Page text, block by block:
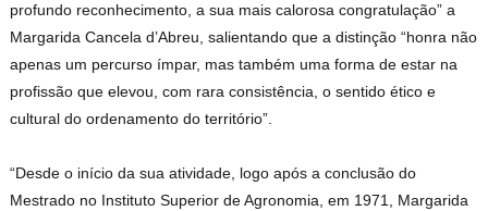
profundo reconhecimento, a sua mais calorosa congratulação” a
Margarida Cancela d’Abreu, salientando que a distinção “honra não
apenas um percurso ímpar, mas também uma forma de estar na
profissão que elevou, com rara consistência, o sentido ético e
cultural do ordenamento do território”.
“Desde o início da sua atividade, logo após a conclusão do
Mestrado no Instituto Superior de Agronomia, em 1971, Margarida